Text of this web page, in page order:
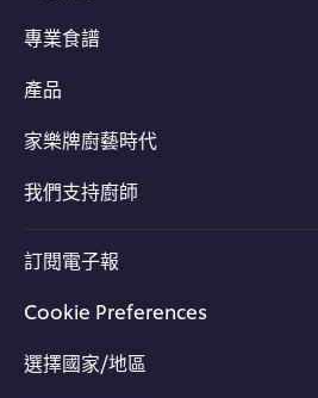
專業食譜
產品
家樂牌廚藝時代
我們支持廚師
訂閱電子報
Cookie Preferences
選擇國家/地區